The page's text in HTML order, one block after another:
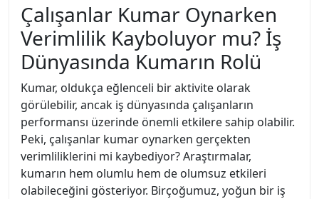
Çalışanlar Kumar Oynarken
Verimlilik Kayboluyor mu? İş
Dünyasında Kumarın Rolü
Kumar, oldukça eğlenceli bir aktivite olarak
görülebilir, ancak iş dünyasında çalışanların
performansı üzerinde önemli etkilere sahip olabilir.
Peki, çalışanlar kumar oynarken gerçekten
verimliliklerini mi kaybediyor? Araştırmalar,
kumarın hem olumlu hem de olumsuz etkileri
olabileceğini gösteriyor. Birçoğumuz, yoğun bir iş